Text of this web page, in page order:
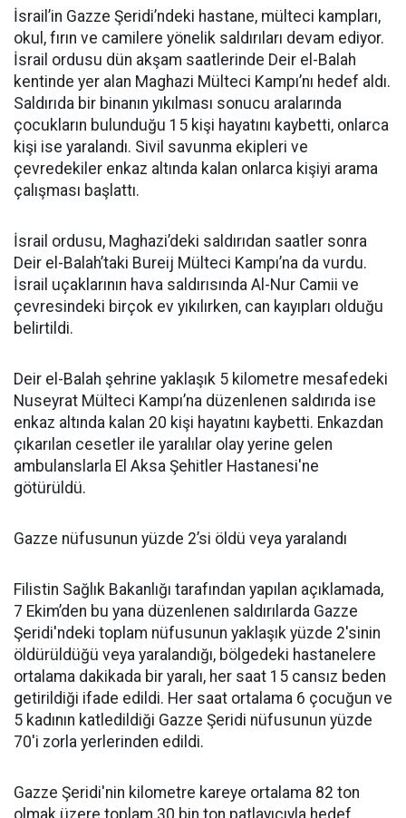
İsrail’in Gazze Şeridi’ndeki hastane, mülteci kampları,
okul, fırın ve camilere yönelik saldırıları devam ediyor.
İsrail ordusu dün akşam saatlerinde Deir el-Balah
kentinde yer alan Maghazi Mülteci Kampı’nı hedef aldı.
Saldırıda bir binanın yıkılması sonucu aralarında
çocukların bulunduğu 15 kişi hayatını kaybetti, onlarca
kişi ise yaralandı. Sivil savunma ekipleri ve
çevredekiler enkaz altında kalan onlarca kişiyi arama
çalışması başlattı.
İsrail ordusu, Maghazi’deki saldırıdan saatler sonra
Deir el-Balah’taki Bureij Mülteci Kampı’na da vurdu.
İsrail uçaklarının hava saldırısında Al-Nur Camii ve
çevresindeki birçok ev yıkılırken, can kayıpları olduğu
belirtildi.
Deir el-Balah şehrine yaklaşık 5 kilometre mesafedeki
Nuseyrat Mülteci Kampı’na düzenlenen saldırıda ise
enkaz altında kalan 20 kişi hayatını kaybetti. Enkazdan
çıkarılan cesetler ile yaralılar olay yerine gelen
ambulanslarla El Aksa Şehitler Hastanesi'ne
götürüldü.
Gazze nüfusunun yüzde 2’si öldü veya yaralandı
Filistin Sağlık Bakanlığı tarafından yapılan açıklamada,
7 Ekim’den bu yana düzenlenen saldırılarda Gazze
Şeridi'ndeki toplam nüfusunun yaklaşık yüzde 2'sinin
öldürüldüğü veya yaralandığı, bölgedeki hastanelere
ortalama dakikada bir yaralı, her saat 15 cansız beden
getirildiği ifade edildi. Her saat ortalama 6 çocuğun ve
5 kadının katledildiği Gazze Şeridi nüfusunun yüzde
70'i zorla yerlerinden edildi.
Gazze Şeridi'nin kilometre kareye ortalama 82 ton
olmak üzere toplam 30 bin ton patlayıcıyla hedef